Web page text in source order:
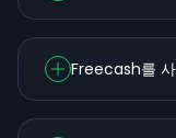
Freecash를